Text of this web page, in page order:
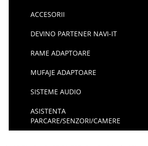
ACCESORII
DEVINO PARTENER NAVI-IT
RAME ADAPTOARE
MUFAJE ADAPTOARE
SISTEME AUDIO
ASISTENTA
PARCARE/SENZORI/CAMERE